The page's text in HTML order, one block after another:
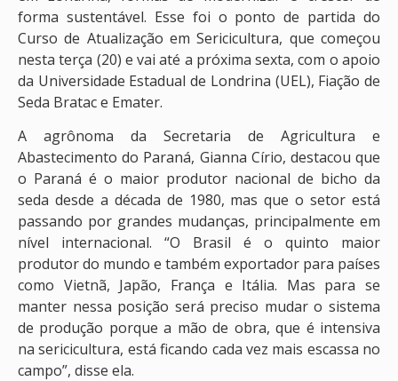
forma sustentável. Esse foi o ponto de partida do
Curso de Atualização em Sericicultura, que começou
nesta terça (20) e vai até a próxima sexta, com o apoio
da Universidade Estadual de Londrina (UEL), Fiação de
Seda Bratac e Emater.
A agrônoma da Secretaria de Agricultura e
Abastecimento do Paraná, Gianna Círio, destacou que
o Paraná é o maior produtor nacional de bicho da
seda desde a década de 1980, mas que o setor está
passando por grandes mudanças, principalmente em
nível internacional. “O Brasil é o quinto maior
produtor do mundo e também exportador para países
como Vietnã, Japão, França e Itália. Mas para se
manter nessa posição será preciso mudar o sistema
de produção porque a mão de obra, que é intensiva
na sericicultura, está ficando cada vez mais escassa no
campo”, disse ela.